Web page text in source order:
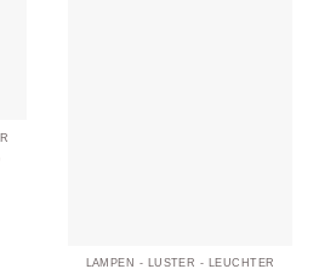
LAMPEN - LÜSTER - LEUCHTER